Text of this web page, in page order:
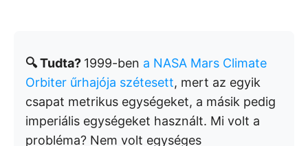
🔍 Tudta? 1999-ben a NASA Mars Climate
Orbiter űrhajója szétesett, mert az egyik
csapat metrikus egységeket, a másik pedig
imperiális egységeket használt. Mi volt a
probléma? Nem volt egységes